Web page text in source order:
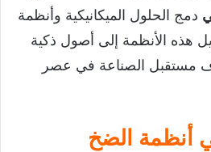
دمج الحلول الميكانيكية وأنظمة
هذه الأنظمة إلى أصول ذكية
مستقبل الصناعة في عصر
أنظمة الضخ